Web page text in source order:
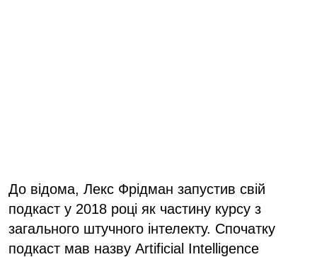
До відома, Лекс Фрідман запустив свій
подкаст у 2018 році як частину курсу з
загального штучного інтелекту. Спочатку
подкаст мав назву Artificial Intelligence